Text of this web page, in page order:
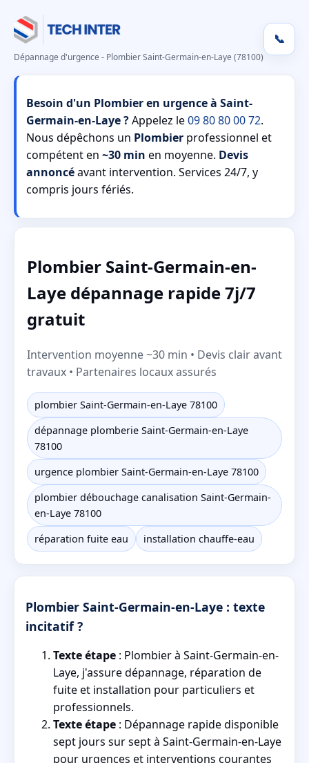
Dépannage d'urgence - Plombier Saint-Germain-en-Laye (78100)
📞
Besoin d'un Plombier en urgence à Saint-
Germain-en-Laye ?Appelez le09 80 80 00 72.
Nous dépêchons un Plombier professionnel et
compétent en ~30 min en moyenne. Devis
annoncéavant intervention. Services 24/7, y
compris jours fériés.
Plombier Saint-Germain-en-
Laye dépannage rapide 7j/7
gratuit
Intervention moyenne ~30 min • Devis clair avant
travaux • Partenaires locaux assurés
plombier Saint-Germain-en-Laye 78100
dépannage plomberie Saint-Germain-en-Laye
78100
urgence plombier Saint-Germain-en-Laye 78100
plombier débouchage canalisation Saint-Germain-
en-Laye 78100
réparation fuite eau
installation chauffe-eau
Plombier Saint-Germain-en-Laye : texte
incitatif ?
Texte étape : Plombier à Saint-Germain-en-
Laye, j'assure dépannage, réparation de
fuite et installation pour particuliers et
professionnels.
Texte étape : Dépannage rapide disponible
sept jours sur sept à Saint-Germain-en-Laye
pour urgences et interventions courantes